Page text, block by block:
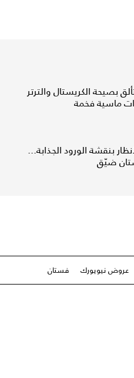
بصيحة الكريستال والترتر
ماسية فخمة
بنقشة الورود الجذابة...
ضيّق
عروض نيويورك فستان